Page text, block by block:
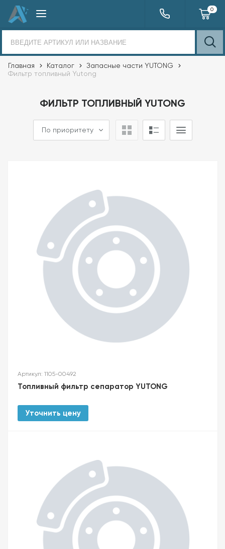
0
Главная Каталог
Запасные части YUTONG
Фильтр топливный Yutong
ФИЛЬТР ТОПЛИВНЫЙ YUTONG
По приоритету
Артикул: 1105-00492
Топливный фильтр сепаратор YUTONG
Уточнить цену